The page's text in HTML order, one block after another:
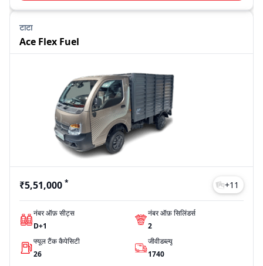
टाटा
Ace Flex Fuel
₹5,51,000 * +11
नंबर ऑफ़ सीट्स
D+1
नंबर ऑफ़ सिलिंडर्स
2
फ्यूल टैंक कैपेसिटी
26
जीवीडब्ल्यू
1740